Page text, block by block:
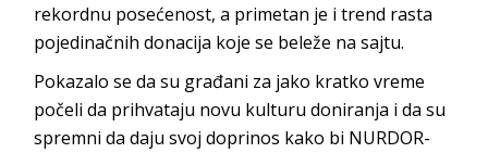
rekordnu posećenost, a primetan je i trend rasta
pojedinačnih donacija koje se beleže na sajtu.
Pokazalo se da su građani za jako kratko vreme
počeli da prihvataju novu kulturu doniranja i da su
spremni da daju svoj doprinos kako bi NURDOR-